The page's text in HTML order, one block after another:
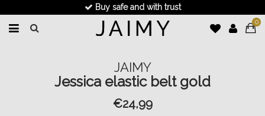
Buy safe and with trust
0
JAIMY
Jessica elastic belt gold
€24,99